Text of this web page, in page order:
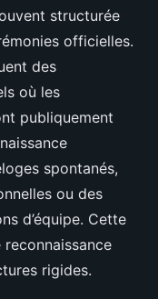
structurée
officielles.
des
où les
publiquement
spontanés,
ou des
d’équipe. Cette
rigides.